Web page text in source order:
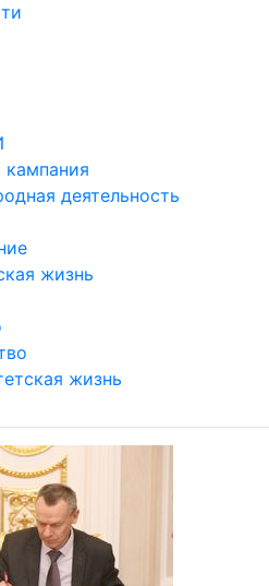
деятельность
жизнь
жизнь